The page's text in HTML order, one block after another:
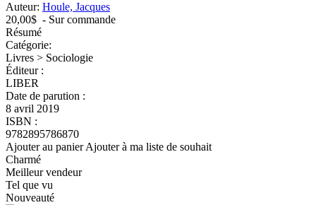
Auteur: Houle, Jacques
20,00$ - Sur commande
Résumé
Catégorie:
Livres > Sociologie
Éditeur :
LIBER
Date de parution :
8 avril 2019
ISBN :
9782895786870
Ajouter au panierAjouter à ma liste de souhait
Charmé
Meilleur vendeur
Tel que vu
Nouveauté